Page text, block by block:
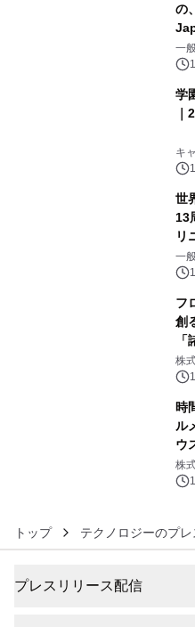
の
を
一
学
キ
デ
世
13
リ
一
フ
創
(日
株
時
ル
ウ
サ
得
株
トップ テクノロジーのプ
プレスリリース配信